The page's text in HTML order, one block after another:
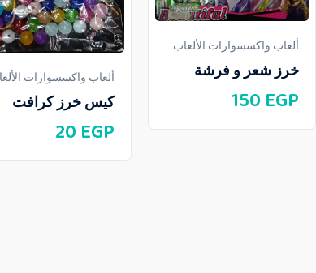
ألعاب واكسسوارات الألعاب
خرز شعر و فرشة
150 EGP
ألعاب واكسسوارات
كيس خرز كرافت
20 EGP